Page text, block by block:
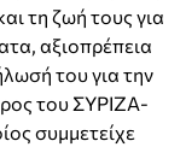
τη ζωή τους για
αξιοπρέπεια
του για την
του ΣΥΡΙΖΑ-
συμμετείχε